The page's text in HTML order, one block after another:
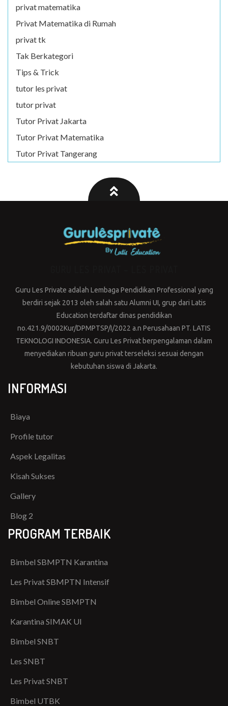
privat matematika
Privat Matematika di Rumah
privat tk
Tak Berkategori
Tips & Trick
tutor les privat
tutor privat
Tutor Privat Jakarta
Tutor Privat Matematika
Tutor Privat Tangerang
Guru Les Private adalah Lembaga Pendidikan Professional yang
berdiri sejak 2013 oleh salah satu Alumni UI, grup dari Latis
Education terdaftar dinas pendidikan
no.421.9/0002Kur/DPMPTSP/I/2022 a.n Perusahaan PT. LATIS
TEKNOLOGI INDONESIA. Guru Les Privat berpengalaman dalam
menyediakan ribuan guru privat terseleksi sesuai dengan
kebutuhan siswa di Jakarta.
INFORMASI
Biaya
Profile tutor
Aspek Legalitas
Kisah Sukses
Gallery
Blog 2
PROGRAM TERBAIK
Bimbel SBMPTN Karantina
Les Privat SBMPTN Intensif
Bimbel Online SBMPTN
Karantina SIMAK UI
Bimbel SNBT
Les SNBT
Les Privat SNBT
Bimbel UTBK